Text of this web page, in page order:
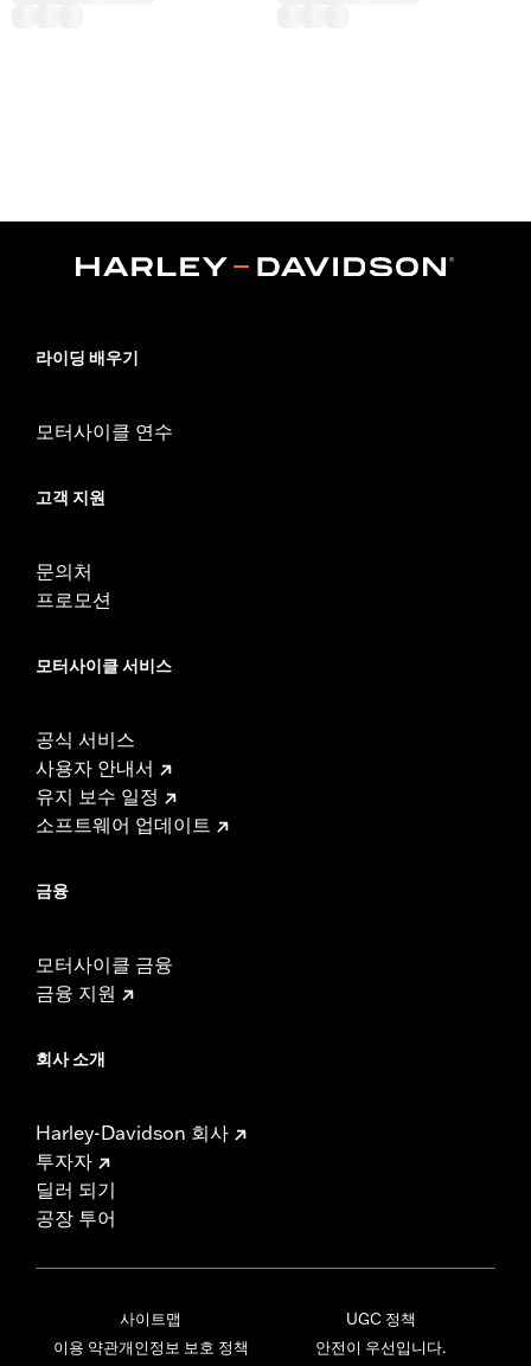
라이딩 배우기
모터사이클 연수
고객 지원
문의처
프로모션
모터사이클 서비스
공식 서비스
사용자 안내서
유지 보수 일정
소프트웨어 업데이트
금융
모터사이클 금융
금융 지원
회사 소개
Harley-Davidson 회사
투자자
딜러 되기
공장 투어
사이트맵
이용 약관개인정보 보호 정책
UGC 정책
안전이 우선입니다.